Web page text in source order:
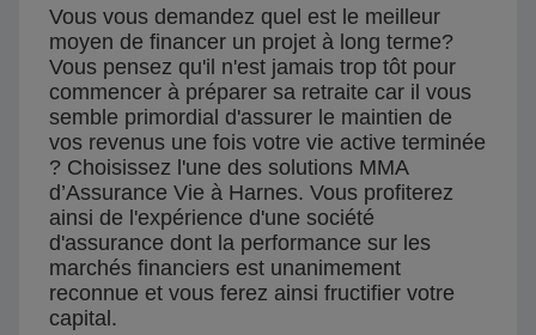
Vous vous demandez quel est le meilleur
moyen de financer un projet à long terme?
Vous pensez qu'il n'est jamais trop tôt pour
commencer à préparer sa retraite car il vous
semble primordial d'assurer le maintien de
vos revenus une fois votre vie active terminée
? Choisissez l'une des solutions MMA
d’Assurance Vie à Harnes. Vous profiterez
ainsi de l'expérience d'une société
d'assurance dont la performance sur les
marchés financiers est unanimement
reconnue et vous ferez ainsi fructifier votre
capital.